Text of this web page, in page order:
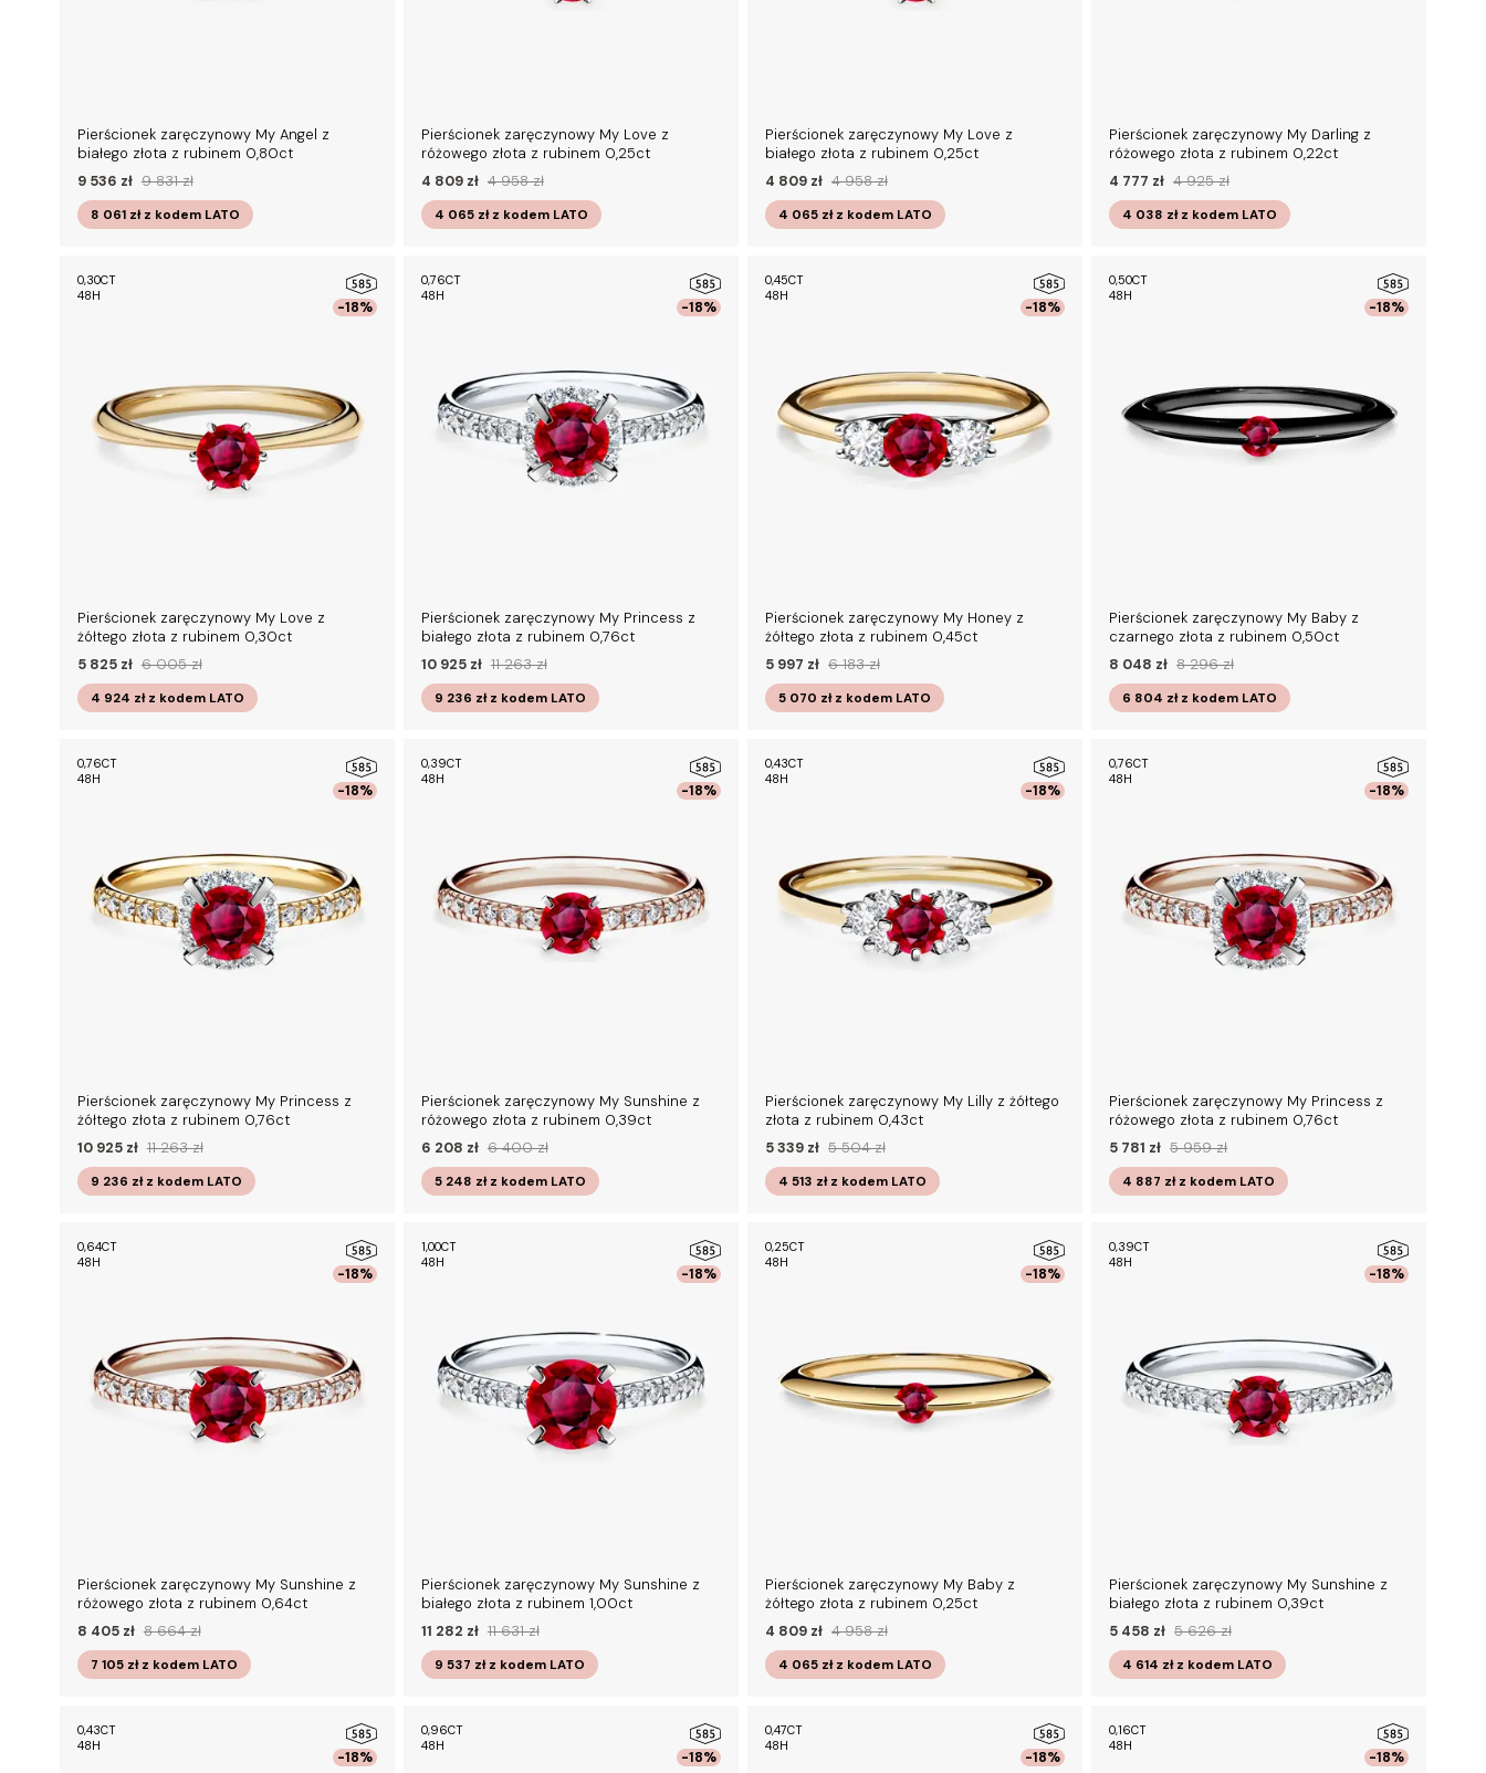
Pierścionek zaręczynowy My Angel z
białego złota z rubinem 0,80ct
9 536 zł 9 831 zł
8 061 zł z kodemLATO
Pierścionek zaręczynowy My Love z
różowego złota z rubinem 0,25ct
4 809 zł 4 958 zł
4 065 zł z kodemLATO
Pierścionek zaręczynowy My Love z
białego złota z rubinem 0,25ct
4 809 zł 4 958 zł
4 065 zł z kodem LATO
Pierścionek zaręczynowy My Darling z
różowego złota z rubinem 0,22ct
4 777 zł 4 925 zł
4 038 zł z kodem LATO
-18%
0,30CT
48H
Pierścionek zaręczynowy My Love z
żółtego złota z rubinem 0,30ct
5 825 zł 6 005 zł
4 924 zł z kodemLATO
-18%
0,76CT
48H
Pierścionek zaręczynowy My Princess z
białego złota z rubinem 0,76ct
10 925 zł 11 263 zł
9 236 zł z kodemLATO
-18%
0,45CT
48H
Pierścionek zaręczynowy My Honey z
żółtego złota z rubinem 0,45ct
5 997 zł 6 183 zł
5 070 zł z kodem LATO
-18%
0,50CT
48H
Pierścionek zaręczynowy My Baby z
czarnego złota z rubinem 0,50ct
8 048 zł 8 296 zł
6 804 zł z kodem LATO
-18%
0,76CT
48H
Pierścionek zaręczynowy My Princess z
żółtego złota z rubinem 0,76ct
10 925 zł 11 263 zł
9 236 zł z kodemLATO
-18%
0,39CT
48H
Pierścionek zaręczynowy My Sunshine z
różowego złota z rubinem 0,39ct
6 208 zł 6 400 zł
5 248 zł z kodemLATO
-18%
0,43CT
48H
Pierścionek zaręczynowy My Lilly z żółtego
złota z rubinem 0,43ct
5 339 zł 5 504 zł
4 513 zł z kodem LATO
-18%
0,76CT
48H
Pierścionek zaręczynowy My Princess z
różowego złota z rubinem 0,76ct
5 781 zł 5 959 zł
4 887 zł z kodem LATO
-18%
0,64CT
48H
Pierścionek zaręczynowy My Sunshine z
różowego złota z rubinem 0,64ct
8 405 zł 8 664 zł
7 105 zł z kodemLATO
-18%
1,00CT
48H
Pierścionek zaręczynowy My Sunshine z
białego złota z rubinem 1,00ct
11 282 zł 11 631 zł
9 537 zł z kodemLATO
-18%
0,25CT
48H
Pierścionek zaręczynowy My Baby z
żółtego złota z rubinem 0,25ct
4 809 zł 4 958 zł
4 065 zł z kodem LATO
-18%
0,39CT
48H
Pierścionek zaręczynowy My Sunshine z
białego złota z rubinem 0,39ct
5 458 zł 5 626 zł
4 614 zł z kodem LATO
-18%
0,43CT
48H
-18%
0,96CT
48H
-18%
0,47CT
48H
-18%
0,16CT
48H